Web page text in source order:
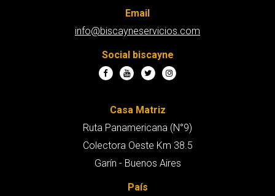
Email
info@biscayneservicios.com
Social biscayne
Casa Matriz
Ruta Panamericana (N°9)
Colectora Oeste Km 38.5
Garín - Buenos Aires
País